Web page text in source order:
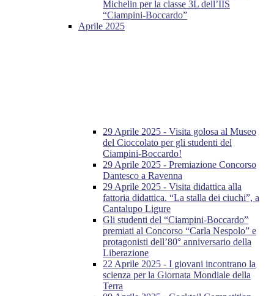
Michelin per la classe 3L dell’IIS
“Ciampini-Boccardo”
Aprile 2025
29 Aprile 2025 - Visita golosa al Museo
del Cioccolato per gli studenti del
Ciampini-Boccardo!
29 Aprile 2025 - Premiazione Concorso
Dantesco a Ravenna
29 Aprile 2025 - Visita didattica alla
fattoria didattica. “La stalla dei ciuchi”, a
Cantalupo Ligure
Gli studenti del “Ciampini-Boccardo”
premiati al Concorso “Carla Nespolo” e
protagonisti dell’80° anniversario della
Liberazione
22 Aprile 2025 - I giovani incontrano la
scienza per la Giornata Mondiale della
Terra